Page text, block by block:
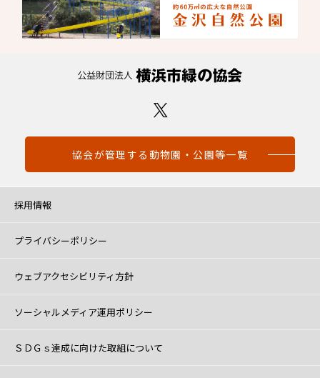
協会が管理する動物園・公園等一覧
採用情報
プライバシーポリシー
ウェブアクセシビリティ方針
ソーシャルメディア運用ポリシー
ＳＤＧｓ達成に向けた取組について